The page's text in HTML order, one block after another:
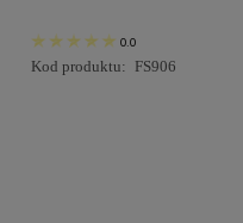
0.0
Kod produktu: FS906